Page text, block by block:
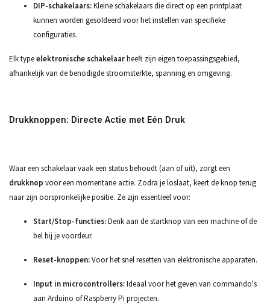
DIP-schakelaars:Kleine schakelaars die direct op een printplaat
kunnen worden gesoldeerd voor het instellen van specifieke
configuraties.
Elk typeelektronische schakelaarheeft zijn eigen toepassingsgebied,
afhankelijk van de benodigde stroomsterkte, spanning en omgeving.
Drukknoppen: Directe Actie met Eén Druk
Waar een schakelaar vaak een status behoudt (aan of uit), zorgt een
drukknop voor een momentane actie. Zodra je loslaat, keert de knop terug
naar zijn oorspronkelijke positie. Ze zijn essentieel voor:
Start/Stop-functies:Denk aan de startknop van een machine of de
bel bij je voordeur.
Reset-knoppen:Voor het snel resetten van elektronische apparaten.
Input in microcontrollers:Ideaal voor het geven van commando's
aan Arduino of Raspberry Pi projecten.